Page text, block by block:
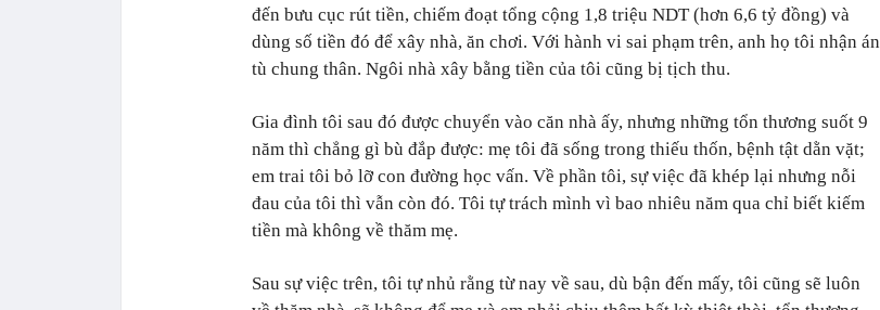
đến bưu cục rút tiền, chiếm đoạt tổng cộng 1,8 triệu NDT (hơn 6,6 tỷ đồng) và
dùng số tiền đó để xây nhà, ăn chơi. Với hành vi sai phạm trên, anh họ tôi nhận án
tù chung thân. Ngôi nhà xây bằng tiền của tôi cũng bị tịch thu.
Gia đình tôi sau đó được chuyển vào căn nhà ấy, nhưng những tổn thương suốt 9
năm thì chẳng gì bù đắp được: mẹ tôi đã sống trong thiếu thốn, bệnh tật dằn vặt;
em trai tôi bỏ lỡ con đường học vấn. Về phần tôi, sự việc đã khép lại nhưng nỗi
đau của tôi thì vẫn còn đó. Tôi tự trách mình vì bao nhiêu năm qua chỉ biết kiếm
tiền mà không về thăm mẹ.
Sau sự việc trên, tôi tự nhủ rằng từ nay về sau, dù bận đến mấy, tôi cũng sẽ luôn